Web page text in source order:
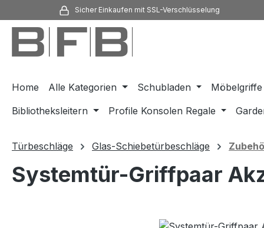
Hauptinhalt springen
Zur Suche springen
Zur Hauptnavigation springen
Sicher Einkaufen mit SSL-Verschlüsselung
Home Alle Kategorien Schubladen Möbelgriffe
Bibliotheksleitern
Profile Konsolen Regale
Türbeschläge Glas-Schiebetürbeschläge
Systemtür-Griffpaar